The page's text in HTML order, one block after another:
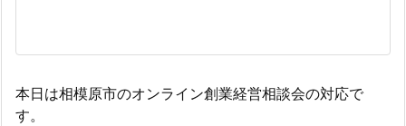
本日は相模原市のオンライン創業経営相談会の対応で
す。